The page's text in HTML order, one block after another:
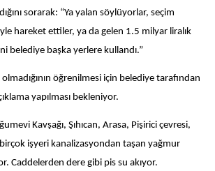
sorarak: “Ya yalan söylüyorlar, seçim
hareket ettiler, ya da gelen 1.5 milyar liralık
belediye başka yerlere kullandı.”
öğrenilmesi için belediye tarafından
yapılması bekleniyor.
Kavşağı, Şıhıcan, Arasa, Pişirici çevresi,
işyeri kanalizasyondan taşan yağmur
Caddelerden dere gibi pis su akıyor.